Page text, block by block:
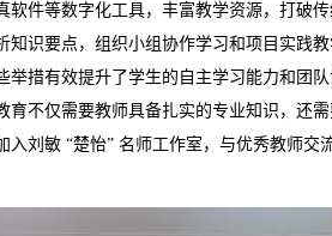
件等数字化工具，丰富教学资源，打破
识要点，组织小组协作学习和项目实践
措有效提升了学生的自主学习能力和团队
不仅需要教师具备扎实的专业知识，还
刘敏 “楚怡” 名师工作室，与优秀教师交